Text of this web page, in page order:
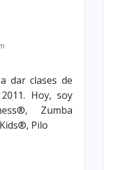
dar clases de
Hoy, soy
Zumba
Pilo